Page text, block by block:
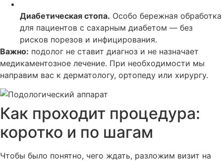
Диабетическая стопа. Особо бережная обработка
для пациентов с сахарным диабетом — без
рисков порезов и инфицирования.
Важно: подолог не ставит диагноз и не назначает
медикаментозное лечение. При необходимости мы
направим вас к дерматологу, ортопеду или хирургу.
Как проходит процедура:
коротко и по шагам
Чтобы было понятно, чего ждать, разложим визит на